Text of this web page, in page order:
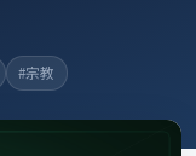
#宗教